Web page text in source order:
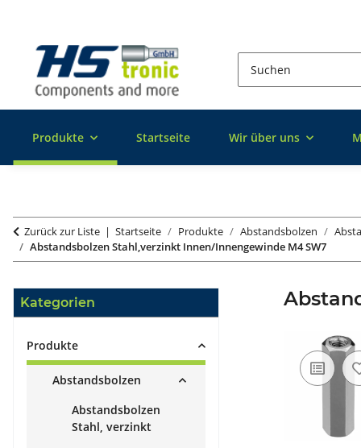
Produkte Startseite Wir über uns
Zurück zur Liste Startseite Produkte Abstandsbolzen
Abstandsbolzen Stahl,verzinkt Innen/Innengewinde M4 SW7
Kategorien
Produkte
Abstandsbolzen
Abstandsbolzen
Stahl, verzinkt